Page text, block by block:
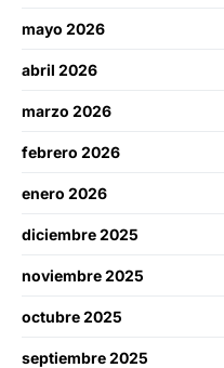
mayo 2026
abril 2026
marzo 2026
febrero 2026
enero 2026
diciembre 2025
noviembre 2025
octubre 2025
septiembre 2025